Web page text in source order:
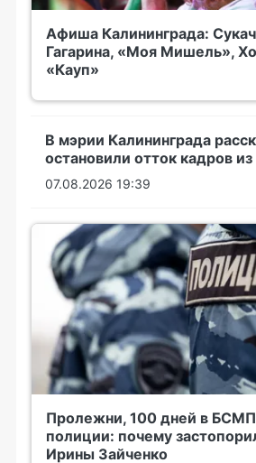
Афиша Калининграда:
Гагарина, «Моя Мишель»,
«Кауп»
В мэрии Калининграда
остановили отток кадров
07.08.2026 19:39
Пролежни, 100 дней в БСМП
полиции: почему
Ирины Зайченко